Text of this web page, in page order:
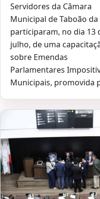
Servidores da Câmara
Municipal de Taboão da
participaram, no dia 13
julho, de uma
sobre Emendas
Parlamentares
Municipais, promovida